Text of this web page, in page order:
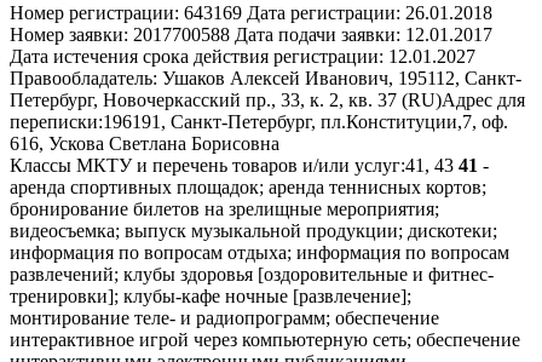
Номер регистрации: 643169 Дата регистрации: 26.01.2018
Номер заявки: 2017700588 Дата подачи заявки: 12.01.2017
Дата истечения срока действия регистрации: 12.01.2027
Правообладатель: Ушаков Алексей Иванович, 195112, Санкт-
Петербург, Новочеркасский пр., 33, к. 2, кв. 37 (RU)Адрес для
переписки:196191, Санкт-Петербург, пл.Конституции,7, оф.
616, Ускова Светлана Борисовна
Классы МКТУ и перечень товаров и/или услуг:41, 43 41 -
аренда спортивных площадок; аренда теннисных кортов;
бронирование билетов на зрелищные мероприятия;
видеосъемка; выпуск музыкальной продукции; дискотеки;
информация по вопросам отдыха; информация по вопросам
развлечений; клубы здоровья [оздоровительные и фитнес-
тренировки]; клубы-кафе ночные [развлечение];
монтирование теле- и радиопрограмм; обеспечение
интерактивное игрой через компьютерную сеть; обеспечение